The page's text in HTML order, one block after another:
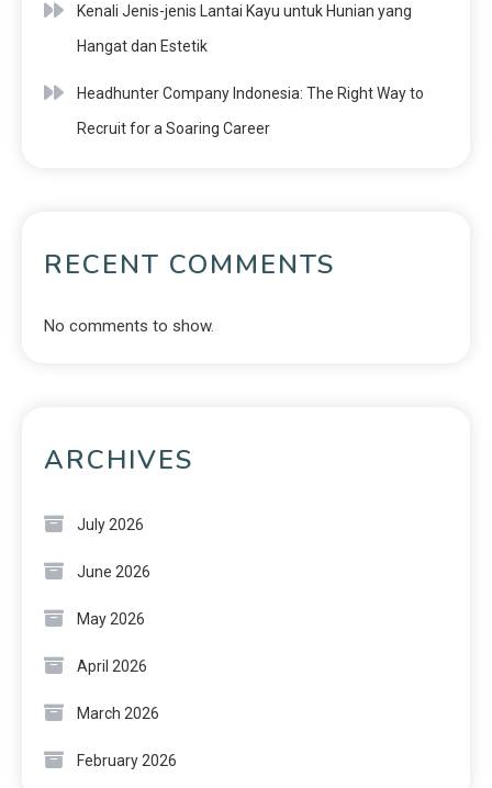
Kenali Jenis-jenis Lantai Kayu untuk Hunian yang
Hangat dan Estetik
Headhunter Company Indonesia: The Right Way to
Recruit for a Soaring Career
RECENT COMMENTS
No comments to show.
ARCHIVES
July 2026
June 2026
May 2026
April 2026
March 2026
February 2026